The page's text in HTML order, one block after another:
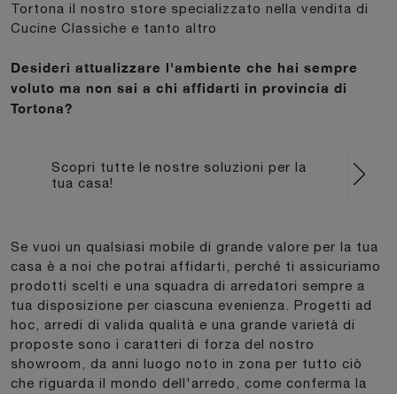
Tortona il nostro store specializzato nella vendita di
Cucine Classiche e tanto altro
Desideri attualizzare l'ambiente che hai sempre
voluto ma non sai a chi affidarti in provincia di
Tortona?
Scopri tutte le nostre soluzioni per la
tua casa!
Se vuoi un qualsiasi mobile di grande valore per la tua
casa è a noi che potrai affidarti, perché ti assicuriamo
prodotti scelti e una squadra di arredatori sempre a
tua disposizione per ciascuna evenienza. Progetti ad
hoc, arredi di valida qualità e una grande varietà di
proposte sono i caratteri di forza del nostro
showroom, da anni luogo noto in zona per tutto ciò
che riguarda il mondo dell'arredo, come conferma la